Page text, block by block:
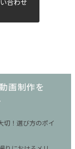
合わせ
画制作を
切！選び方のポイ